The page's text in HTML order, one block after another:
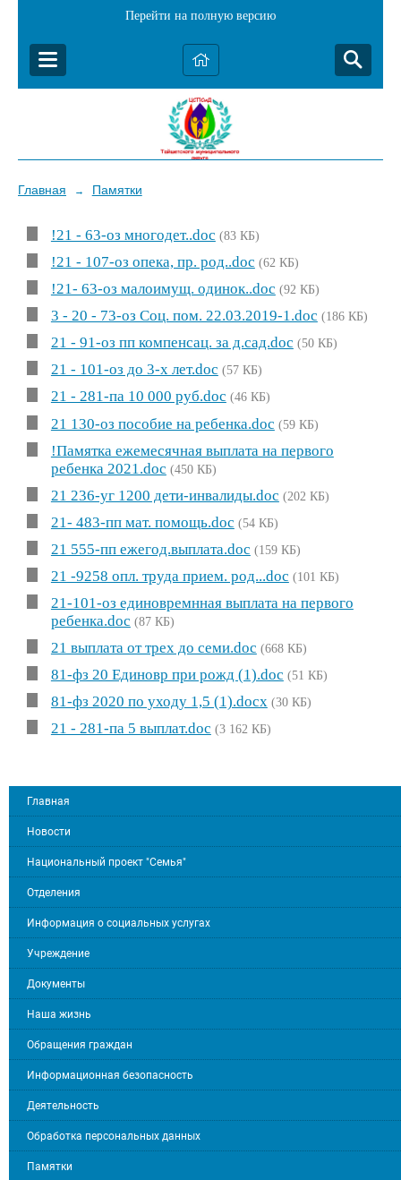
Перейти на полную версию
Главная → Памятки
!21 - 63-оз многодет..doc (83 КБ)
!21 - 107-оз опека, пр. род..doc (62 КБ)
!21- 63-оз малоимущ. одинок..doc (92 КБ)
3 - 20 - 73-оз Соц. пом. 22.03.2019-1.doc (186 КБ)
21 - 91-оз пп компенсац. за д.сад.doc (50 КБ)
21 - 101-оз до 3-х лет.doc (57 КБ)
21 - 281-па 10 000 руб.doc (46 КБ)
21 130-оз пособие на ребенка.doc (59 КБ)
!Памятка ежемесячная выплата на первого
ребенка 2021.doc (450 КБ)
21 236-уг 1200 дети-инвалиды.doc (202 КБ)
21- 483-пп мат. помощь.doc (54 КБ)
21 555-пп ежегод.выплата.doc (159 КБ)
21 -9258 опл. труда прием. род...doc (101 КБ)
21-101-оз единовремнная выплата на первого
ребенка.doc (87 КБ)
21 выплата от трех до семи.doc (668 КБ)
81-фз 20 Единовр при рожд (1).doc (51 КБ)
81-фз 2020 по уходу 1,5 (1).docx (30 КБ)
21 - 281-па 5 выплат.doc (3 162 КБ)
Главная
Новости
Национальный проект "Семья"
Отделения
Информация о социальных услугах
Учреждение
Документы
Наша жизнь
Обращения граждан
Информационная безопасность
Деятельность
Обработка персональных данных
Памятки